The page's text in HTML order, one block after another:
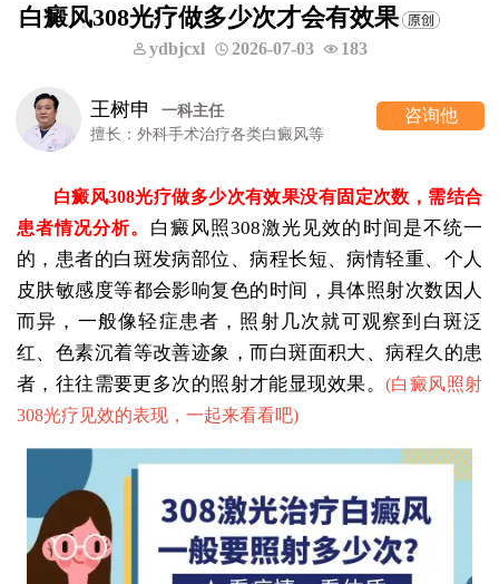
白癜风308光疗做多少次才会有效果
ydbjcxl 2026-07-03 183
王树申
一科主任
擅长：外科手术治疗各类白癜风等
咨询他
白癜风308光疗做多少次有效果没有固定次数，需结合
患者情况分析。 白癜风照308激光见效的时间是不统一
的，患者的白斑发病部位、病程长短、病情轻重、个人
皮肤敏感度等都会影响复色的时间，具体照射次数因人
而异，一般像轻症患者，照射几次就可观察到白斑泛
红、色素沉着等改善迹象，而白斑面积大、病程久的患
者，往往需要更多次的照射才能显现效果。 (白癜风照射
308光疗见效的表现，一起来看看吧)